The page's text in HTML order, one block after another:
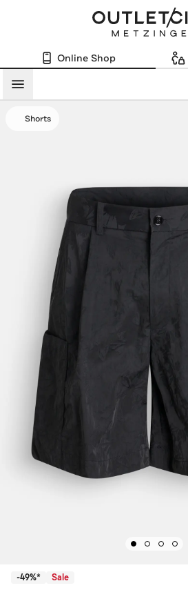
Online Shop
Menü
Shorts
-49%* Sale